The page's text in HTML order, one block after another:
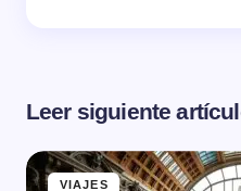
Leer siguiente
VIAJES